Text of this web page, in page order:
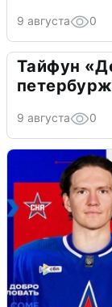
9 августа 0
Тайфун
9 августа 0